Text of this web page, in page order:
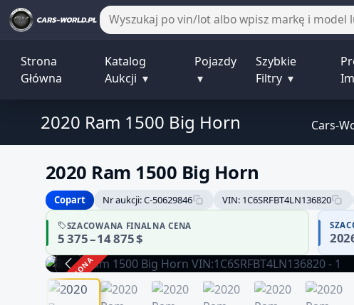
Strona
Główna
Katalog
Aukcji ▾
Pojazdy
▾
Szybkie
Filtry ▾
Cars-
2020 Ram 1500 Big Horn
2020 Ram 1500 Big Horn
Copart
Nr aukcji: C-50629846 VIN: 1C6SRFBT4LN136820
SZACOWANA FINALNA CENA
5 375 – 14 875 $
ZAKOŃCZONA